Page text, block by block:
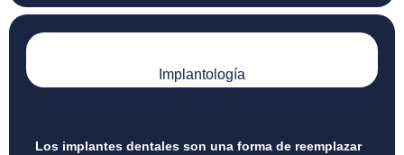
Implantología
Los implantes dentales son una forma de reemplazar